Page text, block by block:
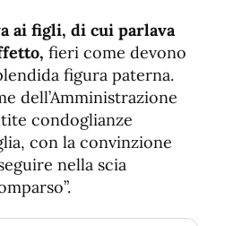
ai figli, di cui parlava
fieri come devono
figura paterna.
dell’Amministrazione
condoglianze
con la convinzione
nella scia